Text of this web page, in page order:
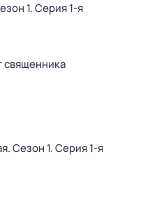
1. Серия 1-я
священника
. Сезон 1. Серия 1-я